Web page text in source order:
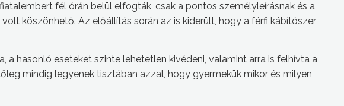
fél órán belül elfogták, csak a pontos személyleírásnak és a
köszönhető. Az előállítás során az is kiderült, hogy a férfi kábítószer
a hasonló eseteket szinte lehetetlen kivédeni, valamint arra is felhívta a
mindig legyenek tisztában azzal, hogy gyermekük mikor és milyen